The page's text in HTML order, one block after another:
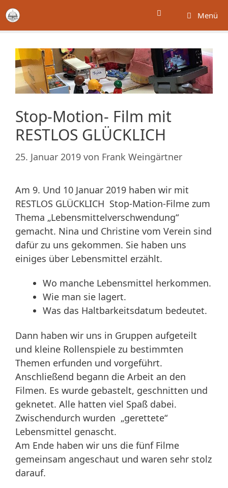
Zum
Inhalt
springen
Menü
Stop-Motion- Film mit
RESTLOS GLÜCKLICH
25. Januar 2019 von Frank Weingärtner
Am 9. Und 10 Januar 2019 haben wir mit
RESTLOS GLÜCKLICH Stop-Mation-Filme zum
Thema „Lebensmittelverschwendung“
gemacht. Nina und Christine vom Verein sind
dafür zu uns gekommen. Sie haben uns
einiges über Lebensmittel erzählt.
Wo manche Lebensmittel herkommen.
Wie man sie lagert.
Was das Haltbarkeitsdatum bedeutet.
Dann haben wir uns in Gruppen aufgeteilt
und kleine Rollenspiele zu bestimmten
Themen erfunden und vorgeführt.
Anschließend begann die Arbeit an den
Filmen. Es wurde gebastelt, geschnitten und
geknetet. Alle hatten viel Spaß dabei.
Zwischendurch wurden „gerettete“
Lebensmittel genascht.
Am Ende haben wir uns die fünf Filme
gemeinsam angeschaut und waren sehr stolz
darauf.